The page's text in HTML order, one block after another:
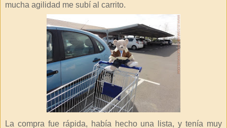
mucha agilidad me subí al carrito.
La compra fue rápida, había hecho una lista, y tenía muy